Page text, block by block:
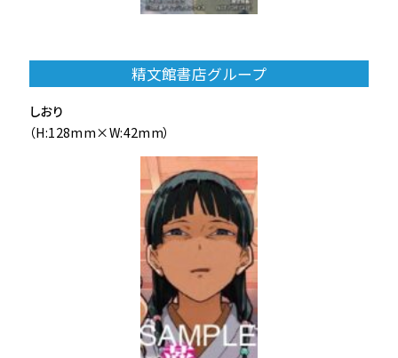
精文館書店グループ
しおり
（H:128mm×W:42mm）